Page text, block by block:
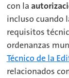
con la
incluso cuando
requisitos
ordenanzas
Técnico de la
relacionados